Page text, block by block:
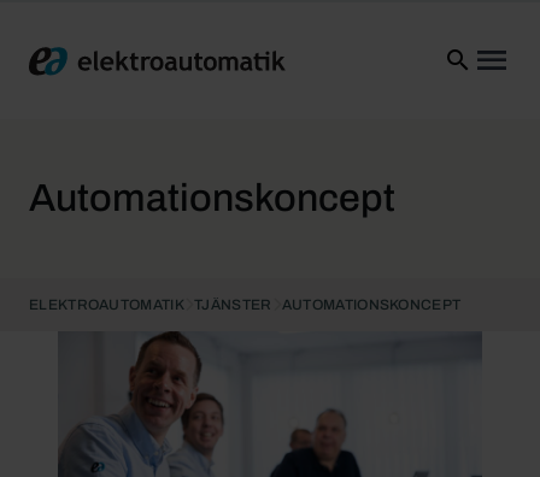
Elektroautomatik
Automationskoncept
ELEKTROAUTOMATIK TJÄNSTER AUTOMATIONSKONCEPT